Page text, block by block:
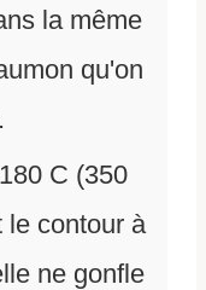
la même
qu'on
C (350
le contour à
ne gonfle